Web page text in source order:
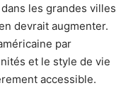
les grandes villes
devrait augmenter.
par
et le style de vie
accessible.